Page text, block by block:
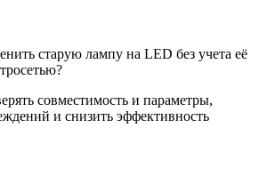
старую лампу на LED без учета её
совместимость и параметры,
и снизить эффективность